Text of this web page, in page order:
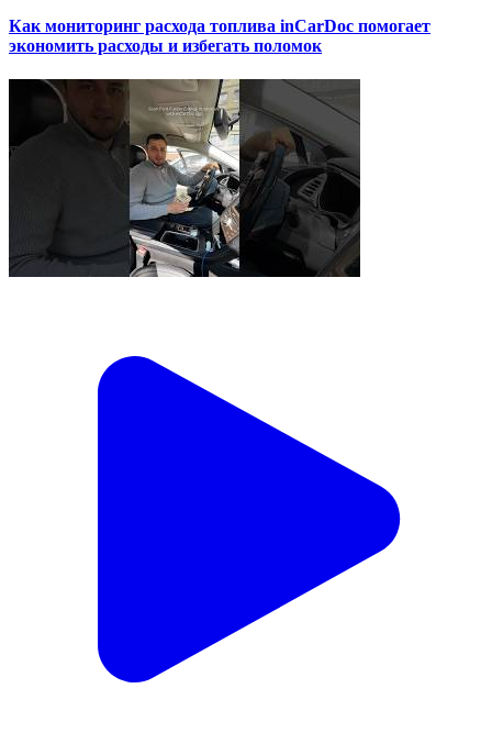
Как мониторинг расхода топлива inCarDoc помогает
экономить расходы и избегать поломок